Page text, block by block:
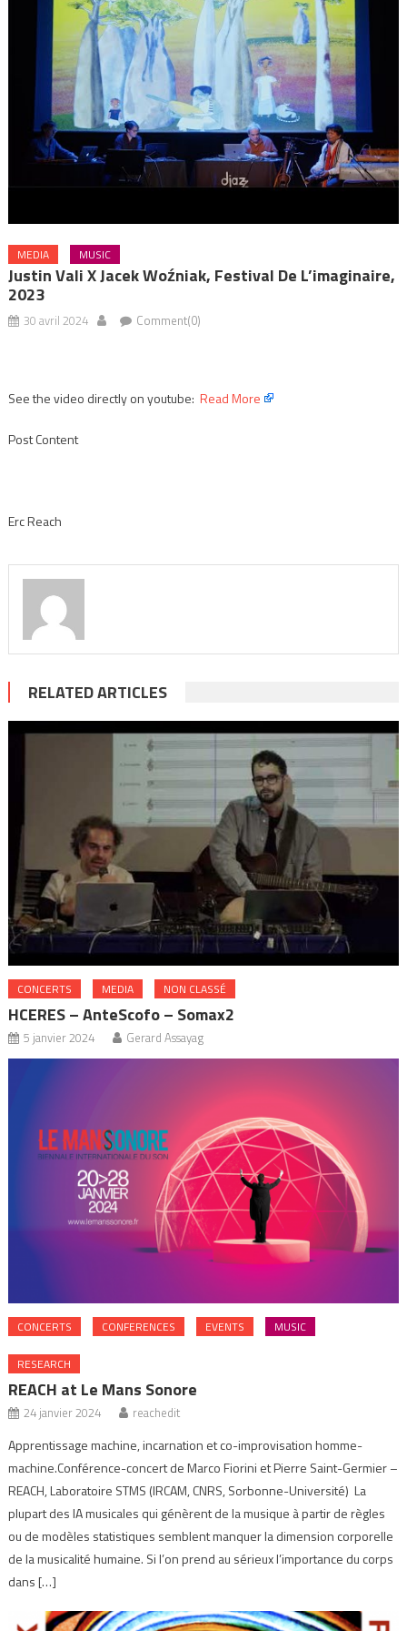
MEDIA MUSIC
Justin Vali X Jacek Woźniak, Festival De L’imaginaire,
2023
30 avril 2024 Comment(0)
See the video directly on youtube: Read More
Post Content
Erc Reach
RELATED ARTICLES
CONCERTS MEDIA NON CLASSÉ
HCERES – AnteScofo – Somax2
5 janvier 2024 Gerard Assayag
CONCERTS CONFERENCES EVENTS MUSIC
RESEARCH
REACH at Le Mans Sonore
24 janvier 2024 reachedit
Apprentissage machine, incarnation et co-improvisation homme-
machine.Conférence-concert de Marco Fiorini et Pierre Saint-Germier –
REACH, Laboratoire STMS (IRCAM, CNRS, Sorbonne-Université) La
plupart des IA musicales qui génèrent de la musique à partir de règles
ou de modèles statistiques semblent manquer la dimension corporelle
de la musicalité humaine. Si l’on prend au sérieux l’importance du corps
dans […]